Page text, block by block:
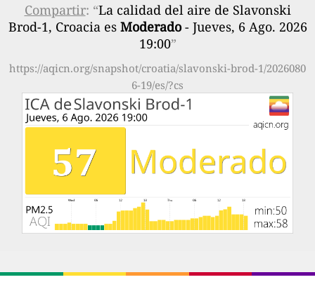
Compartir: “La calidad del aire de Slavonski
Brod-1, Croacia es Moderado- Jueves, 6 Ago. 2026
19:00”
https://aqicn.org/snapshot/croatia/slavonski-brod-1/2026080
6-19/es/?cs